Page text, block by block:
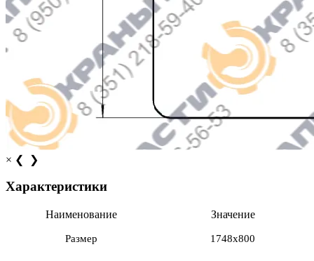
× ❮ ❯
Характеристики
Наименование Значение
Размер 1748х800